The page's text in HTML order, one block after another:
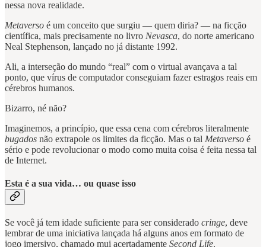
nessa nova realidade.
Metaverso é um conceito que surgiu — quem diria? — na ficção
científica, mais precisamente no livro Nevasca, do norte americano
Neal Stephenson, lançado no já distante 1992.
Ali, a interseção do mundo “real” com o virtual avançava a tal
ponto, que vírus de computador conseguiam fazer estragos reais em
cérebros humanos.
Bizarro, né não?
Imaginemos, a princípio, que essa cena com cérebros literalmente
bugados não extrapole os limites da ficção. Mas o tal Metaverso é
sério e pode revolucionar o modo como muita coisa é feita nessa tal
de Internet.
Esta é a sua vida… ou quase isso
Se você já tem idade suficiente para ser considerado cringe, deve
lembrar de uma iniciativa lançada há alguns anos em formato de
jogo imersivo, chamado mui acertadamente Second Life.